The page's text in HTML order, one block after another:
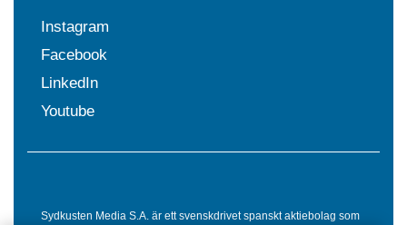
Instagram
Facebook
LinkedIn
Youtube
Sydkusten Media S.A. är ett svenskdrivet spanskt aktiebolag som